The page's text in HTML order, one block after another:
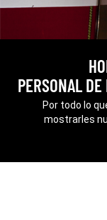
PERSONAL
Por todo lo
mostrarles